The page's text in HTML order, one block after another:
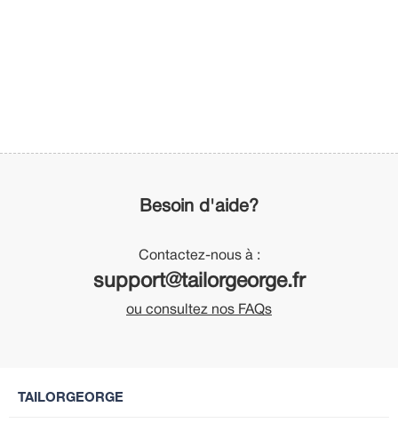
Besoin d'aide?
Contactez-nous à :
support@tailorgeorge.fr
ou consultez nos FAQs
TAILORGEORGE